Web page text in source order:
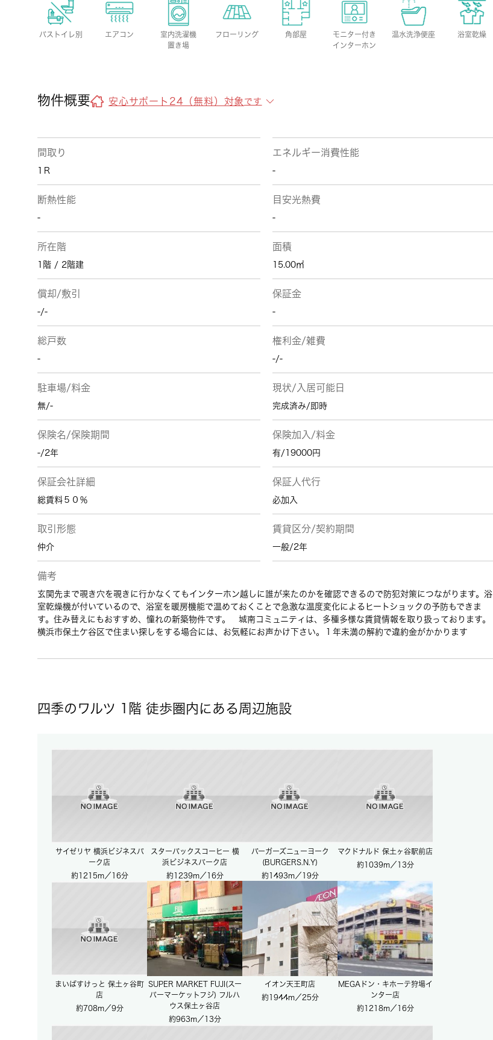
バストイレ別 エアコン
室内洗濯機
置き場
フローリング 角部屋
モニター付き
インターホン
温水洗浄便座 浴室乾燥
物件概要 安心サポート24（無料）対象 です
間取り
1Ｒ
エネルギー消費性能
-
断熱性能
-
目安光熱費
-
所在階
1階 / 2階建
面積
15.00㎡
償却/敷引
-/-
保証金
-
総戸数
-
権利金/雑費
-/-
駐車場/料金
無/-
現状/入居可能日
完成済み/即時
保険名/保険期間
-/2年
保険加入/料金
有/19000円
保証会社詳細
総賃料５０％
保証人代行
必加入
取引形態
仲介
賃貸区分/契約期間
一般/2年
備考
玄関先まで覗き穴を覗きに行かなくてもインターホン越しに誰が来たのかを確認できるので防犯対策につながります。浴
室乾燥機が付いているので、浴室を暖房機能で温めておくことで急激な温度変化によるヒートショックの予防もできま
す。住み替えにもおすすめ、憧れの新築物件です。 城南コミュニティは、多種多様な賃貸情報を取り扱っております。
横浜市保土ケ谷区で住まい探しをする場合には、お気軽にお声かけ下さい。１年未満の解約で違約金がかかります
四季のワルツ 1階 徒歩圏内にある周辺施設
サイゼリヤ 横浜ビジネスパ
ーク店
約1215m／16分
スターバックスコーヒー 横
浜ビジネスパーク店
約1239m／16分
バーガーズニューヨーク
(BURGERS.N.Y)
約1493m／19分
マクドナルド 保土ヶ谷駅前店
約1039m／13分
まいばすけっと 保土ヶ谷町
店
約708m／9分
SUPER MARKET FUJI(スー
パーマーケットフジ) フルハ
ウス保土ヶ谷店
約963m／13分
イオン天王町店
約1944m／25分
MEGAドン・キホーテ狩場イ
ンター店
約1218m／16分